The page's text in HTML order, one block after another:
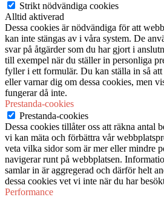
Strikt nödvändiga cookies
Alltid aktiverad
Dessa cookies är nödvändiga för att
kan inte stängas av i våra system. De
svar på åtgärder som du har gjort i
till exempel när du ställer in personliga
fyller i ett formulär. Du kan ställa in så
eller varnar dig om dessa cookies, men
fungerar då inte.
Prestanda-cookies
Prestanda-cookies
Dessa cookies tillåter oss att räkna antal
vi kan mäta och förbättra vår
veta vilka sidor som är mer eller mindre
navigerar runt på webbplatsen.
samlar in är aggregerad och därför helt
dessa cookies vet vi inte när du har
Performance